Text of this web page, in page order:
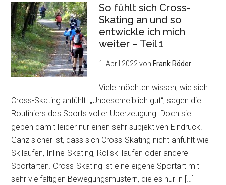
So fühlt sich Cross-
Skating an und so
entwickle ich mich
weiter – Teil 1
1. April 2022von Frank Röder
Viele möchten wissen, wie sich
Cross-Skating anfühlt. „Unbeschreiblich gut“, sagen die
Routiniers des Sports voller Überzeugung. Doch sie
geben damit leider nur einen sehr subjektiven Eindruck.
Ganz sicher ist, dass sich Cross-Skating nicht anfühlt wie
Skilaufen, Inline-Skating, Rollski laufen oder andere
Sportarten. Cross-Skating ist eine eigene Sportart mit
sehr vielfältigen Bewegungsmustern, die es nur in […]